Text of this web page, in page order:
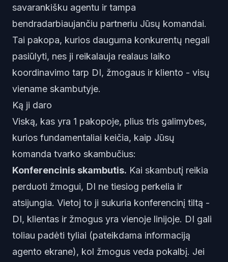
savarankišku agentu ir tampa
bendradarbiaujančiu partneriu Jūsų komandai.
Tai pakopa, kurios dauguma konkurentų negali
pasiūlyti, nes ji reikalauja realaus laiko
koordinavimo tarp DI, žmogaus ir kliento - visų
viename skambutyje.
Ką ji daro
Viską, kas yra 1 pakopoje, plius tris galimybes,
kurios fundamentaliai keičia, kaip Jūsų
komanda tvarko skambučius:
Konferencinis skambutis. Kai skambutį reikia
perduoti žmogui, DI ne tiesiog perkelia ir
atsijungia. Vietoj to ji sukuria konferencinį tiltą -
DI, klientas ir žmogus yra vienoje linijoje. DI gali
toliau padėti tyliai (pateikdama informaciją
agento ekrane), kol žmogus veda pokalbį. Jei